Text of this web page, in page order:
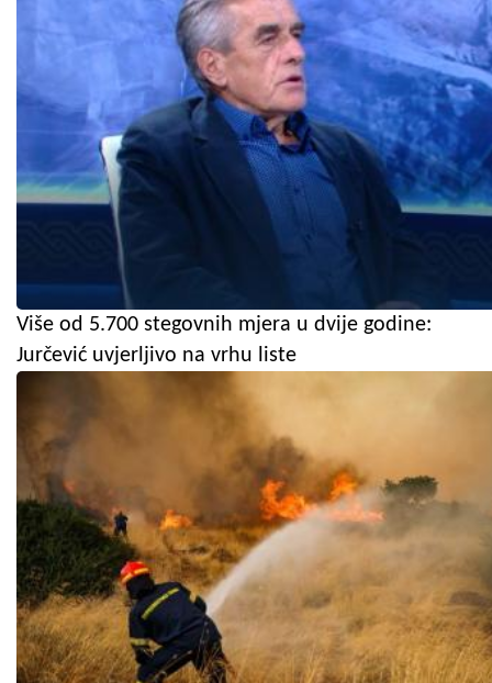
Više od 5.700 stegovnih mjera u dvije godine:
Jurčević uvjerljivo na vrhu liste